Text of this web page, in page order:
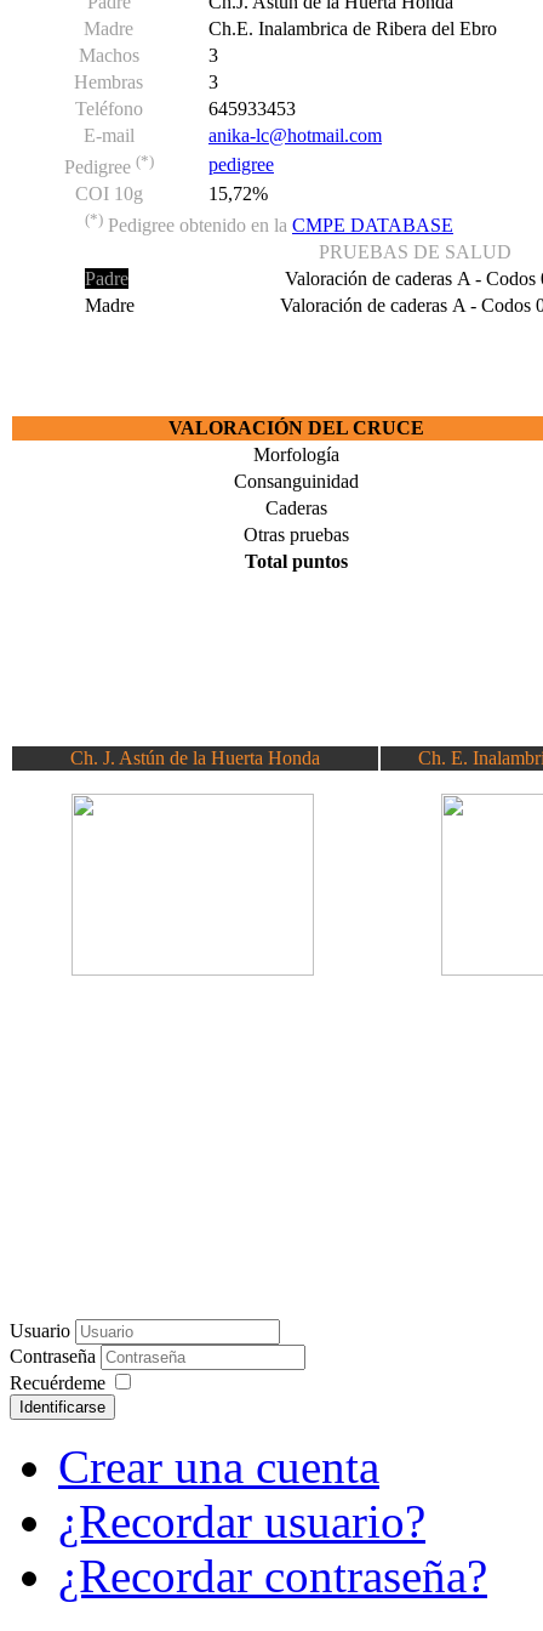
Madre
Ch.E. Inalambrica de Ribera del Ebro
Machos
3
Hembras
3
Teléfono
645933453
E-mail
anika-lc@hotmail.com
Pedigree (*)
pedigree
COI 10g
15,72%
(*) Pedigree obtenido en la CMPE DATABASE
PRUEBAS DE SALUD
Padre
Valoración de caderas A - Codos
Madre
Valoración de caderas A - Codos
VALORACIÓN DEL CRUCE
Morfología
Consanguinidad
Caderas
Otras pruebas
Total puntos
Ch. J. Astún de la Huerta Honda Ch. E.
Usuario
Contraseña
Recuérdeme
Identificarse
Crear una cuenta
¿Recordar usuario?
¿Recordar contraseña?